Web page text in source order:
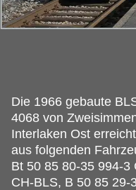
Die 1966 gebaute
4068 von
Interlaken Ost
aus folgenden
Bt 50 85 80-35 994-3
CH-BLS, B 50 85 29-